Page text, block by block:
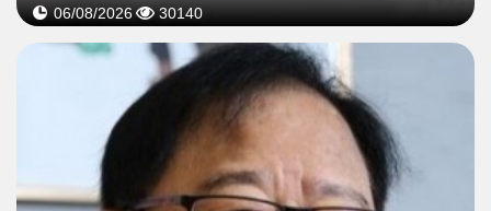
06/08/2026 30140